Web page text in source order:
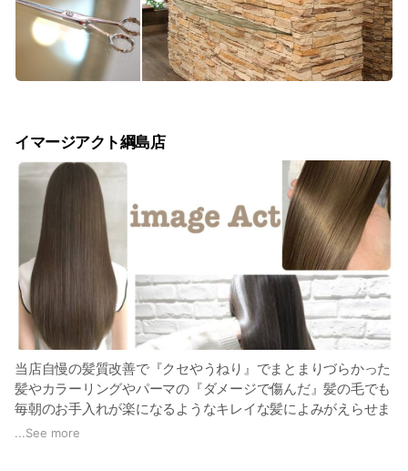
イマージアクト綱島店
当店自慢の髪質改善で『クセやうねり』でまとまりづらかった
髪やカラーリングやパーマの『ダメージで傷んだ』髪の毛でも
毎朝のお手入れが楽になるようなキレイな髪によみがえらせま
す！！
...See more